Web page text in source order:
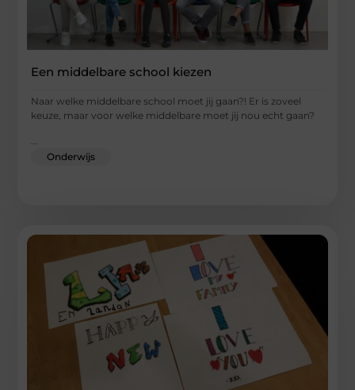
Een middelbare school kiezen
Naar welke middelbare school moet jij gaan?! Er is zoveel
keuze, maar voor welke middelbare moet jij nou echt gaan?
...
Onderwijs